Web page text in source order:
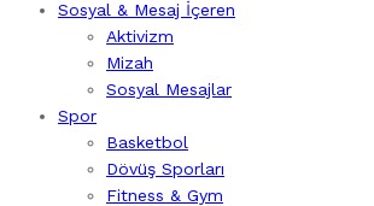
Sosyal & Mesaj İçeren
Aktivizm
Mizah
Sosyal Mesajlar
Spor
Basketbol
Dövüş Sporları
Fitness & Gym